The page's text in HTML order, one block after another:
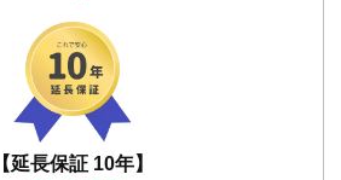
【延長保証 10年】